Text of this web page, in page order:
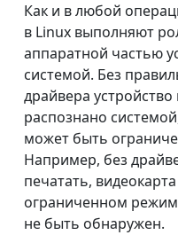
Как и в любой
в Linux выполняют
аппаратной частью
системой. Без
драйвера
распознано
может быть
Например, без
печатать,
ограниченном
не быть обнаружен.